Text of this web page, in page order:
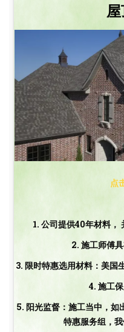
点
1. 公司提供40年材料
2. 施工师傅
3. 限时特惠选用材料：美
4. 施工
5. 阳光监督：施工当中，如
特惠服务组，我